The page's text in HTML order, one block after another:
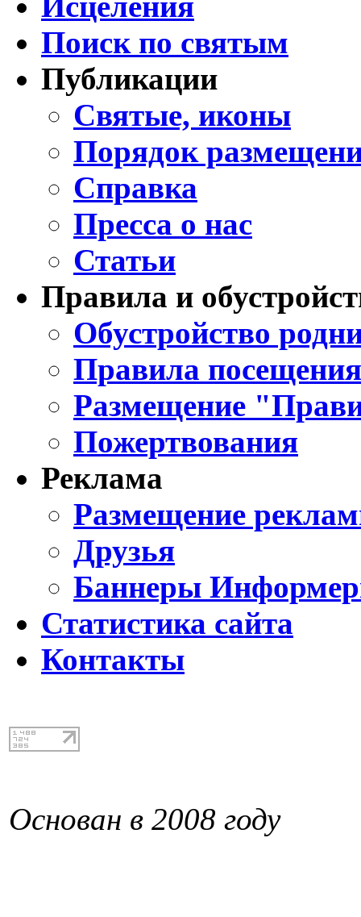
Поиск по святым
Публикации
Святые, иконы
Порядок
Справка
Пресса о нас
Статьи
Правила и
Обустройство
Правила
Размещение
Пожертвования
Реклама
Размещение
Друзья
Баннеры
Статистика сайта
Контакты
Основан в 2008 году